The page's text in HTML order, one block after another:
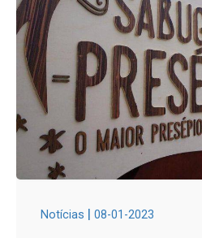
Notícias | 08-01-2023